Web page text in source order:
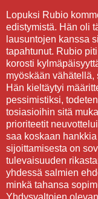
Lopuksi Rubio
edistymistä. Hän oli
lausuntojen kanssa
tapahtunut. Rubio
korosti
myöskään vähätellä,
Hän kieltäytyi
pessimistiksi,
tosiasioihin sitä
prioriteetit
saa koskaan
sijoittamisesta on
tulevaisuuden
yhdessä salmien
minkä tahansa